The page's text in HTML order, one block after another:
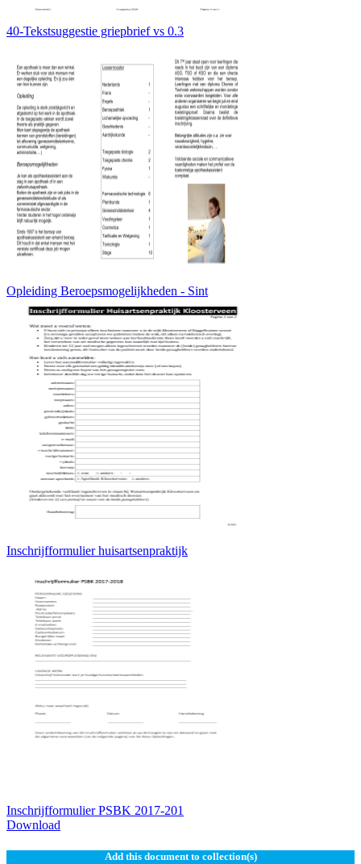
40-Tekstsuggestie griepbrief vs 0.3
Opleiding Beroepsmogelijkheden - Sint
Inschrijfformulier huisartsenpraktijk
Inschrijfformulier PSBK 2017-201
Download
Add this document to collection(s)